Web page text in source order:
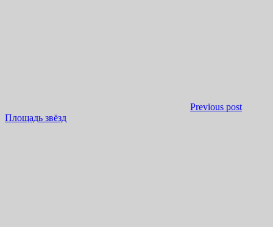
Previous post
Площадь звёзд